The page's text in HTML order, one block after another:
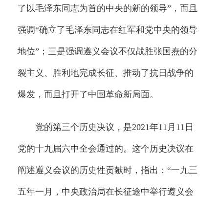
了以毛泽东同志为首的中央的新的领导”，而且
强调“确立了毛泽东同志在红军和党中央的领导
地位”；三是强调遵义会议不仅战胜张国焘的分
裂主义、胜利地完成长征、推动了抗日战争的
爆发，而且打开了中国革命新局面。
党的第三个历史决议，是2021年11月11日
党的十九届六中全会通过的。这个历史决议在
阐述遵义会议的历史性贡献时，指出：“一九三
五年一月，中央政治局在长征途中举行遵义会